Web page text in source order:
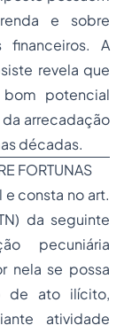
e sobre
financeiros. A
revela que
potencial
arrecadação
décadas.
FORTUNAS
consta no art.
da seguinte
pecuniária
nela se possa
de ato ilícito,
atividade